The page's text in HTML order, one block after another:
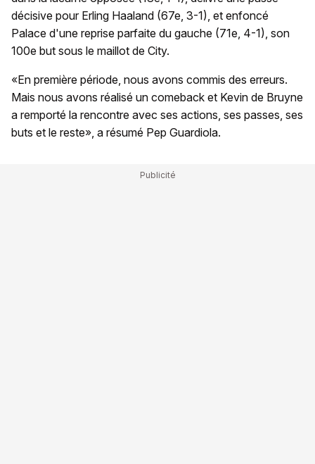
décisive pour Erling Haaland (67e, 3-1), et enfoncé
Palace d'une reprise parfaite du gauche (71e, 4-1), son
100e but sous le maillot de City.
«En première période, nous avons commis des erreurs.
Mais nous avons réalisé un comeback et Kevin de Bruyne
a remporté la rencontre avec ses actions, ses passes, ses
buts et le reste», a résumé Pep Guardiola.